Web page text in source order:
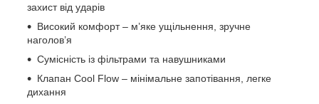
захист від ударів
Високий комфорт – м’яке ущільнення, зручне
наголов’я
Сумісність із фільтрами та навушниками
Клапан Cool Flow – мінімальне запотівання, легке
дихання